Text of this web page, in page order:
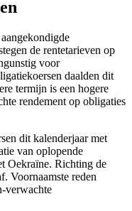
de rentetarieven op
voor
daalden dit
termijn is een hogere
rendement op obligaties
dit kalenderjaar met
van oplopende
Oekraïne. Richting de
Voornaamste reden
verwachte